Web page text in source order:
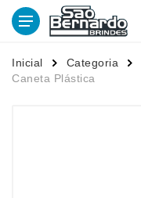
Inicial Categoria
Caneta Plástica